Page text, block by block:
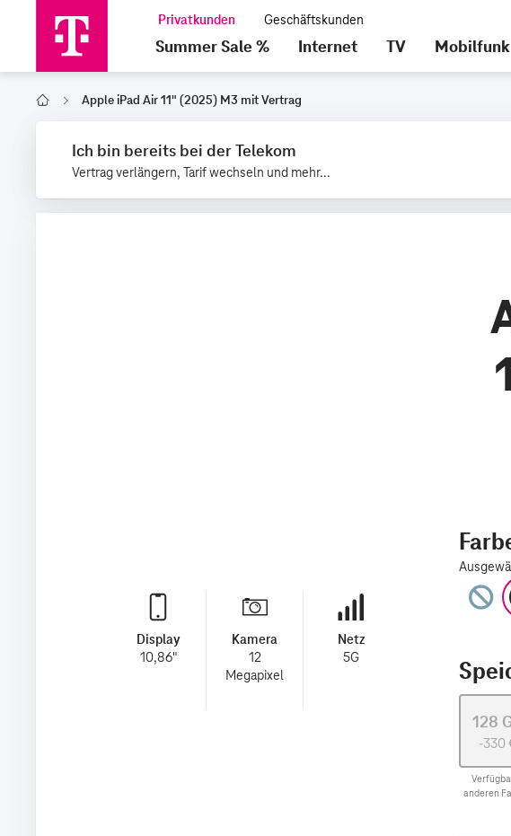
Summer Sale % Internet TV Mobilfunk
Home Apple iPad Air 11" (2025) M3 mit Vertrag
Ich bin bereits bei der Telekom
Vertrag verlängern, Tarif wechseln und mehr...
Display
10,86"
Kamera
12
Megapixel
Netz
5G
128
-330
anderen